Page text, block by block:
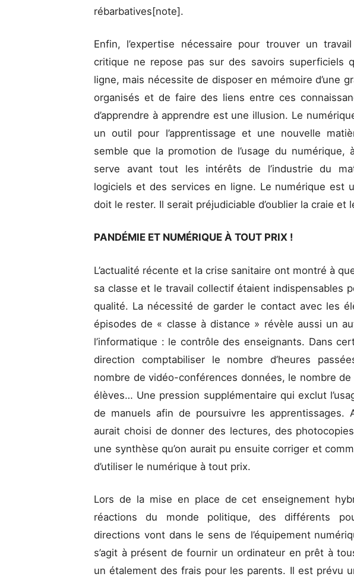
rébarbatives[note].
Enfin, l’expertise nécessaire pour trouver un
critique ne repose pas sur des savoirs superficiels
ligne, mais nécessite de disposer en mémoire d’une
organisés et de faire des liens entre ces
d’apprendre à apprendre est une illusion. Le
un outil pour l’apprentissage et une nouvelle
semble que la promotion de l’usage du numérique,
serve avant tout les intérêts de l’industrie du
logiciels et des services en ligne. Le numérique est
doit le rester. Il serait préjudiciable d’oublier la craie et
PANDÉMIE ET NUMÉRIQUE À TOUT PRIX !
L’actualité récente et la crise sanitaire ont montré à
sa classe et le travail collectif étaient indispensables
qualité. La nécessité de garder le contact avec les
épisodes de « classe à distance » révèle aussi un
l’informatique : le contrôle des enseignants. Dans
direction comptabiliser le nombre d’heures
nombre de vidéo-conférences données, le nombre
élèves… Une pression supplémentaire qui exclut
de manuels afin de poursuivre les apprentissages.
aurait choisi de donner des lectures, des
une synthèse qu’on aurait pu ensuite corriger et
d’utiliser le numérique à tout prix.
Lors de la mise en place de cet enseignement
réactions du monde politique, des différents
directions vont dans le sens de l’équipement
s’agit à présent de fournir un ordinateur en prêt à
un étalement des frais pour les parents. Il est prévu